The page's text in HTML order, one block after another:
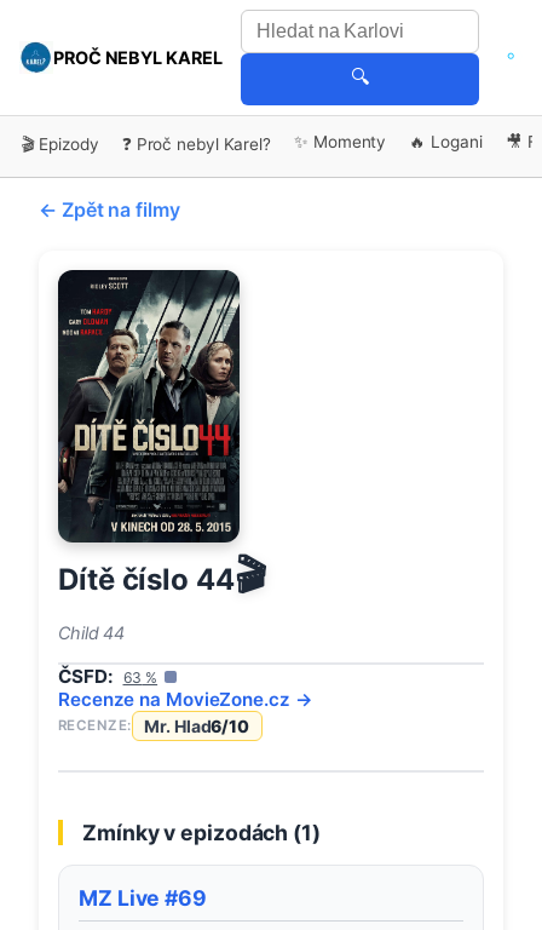
PROČ NEBYL KAREL
🔍
🎬 Epizody ❓ Proč nebyl Karel? ✨ Momenty 🔥 Logani 🎥
← Zpět na filmy
Dítě číslo 44🎬
Child 44
ČSFD: 63 %
Recenze na MovieZone.cz →
RECENZE: Mr. Hlad6/10
Zmínky v epizodách (1)
MZ Live #69